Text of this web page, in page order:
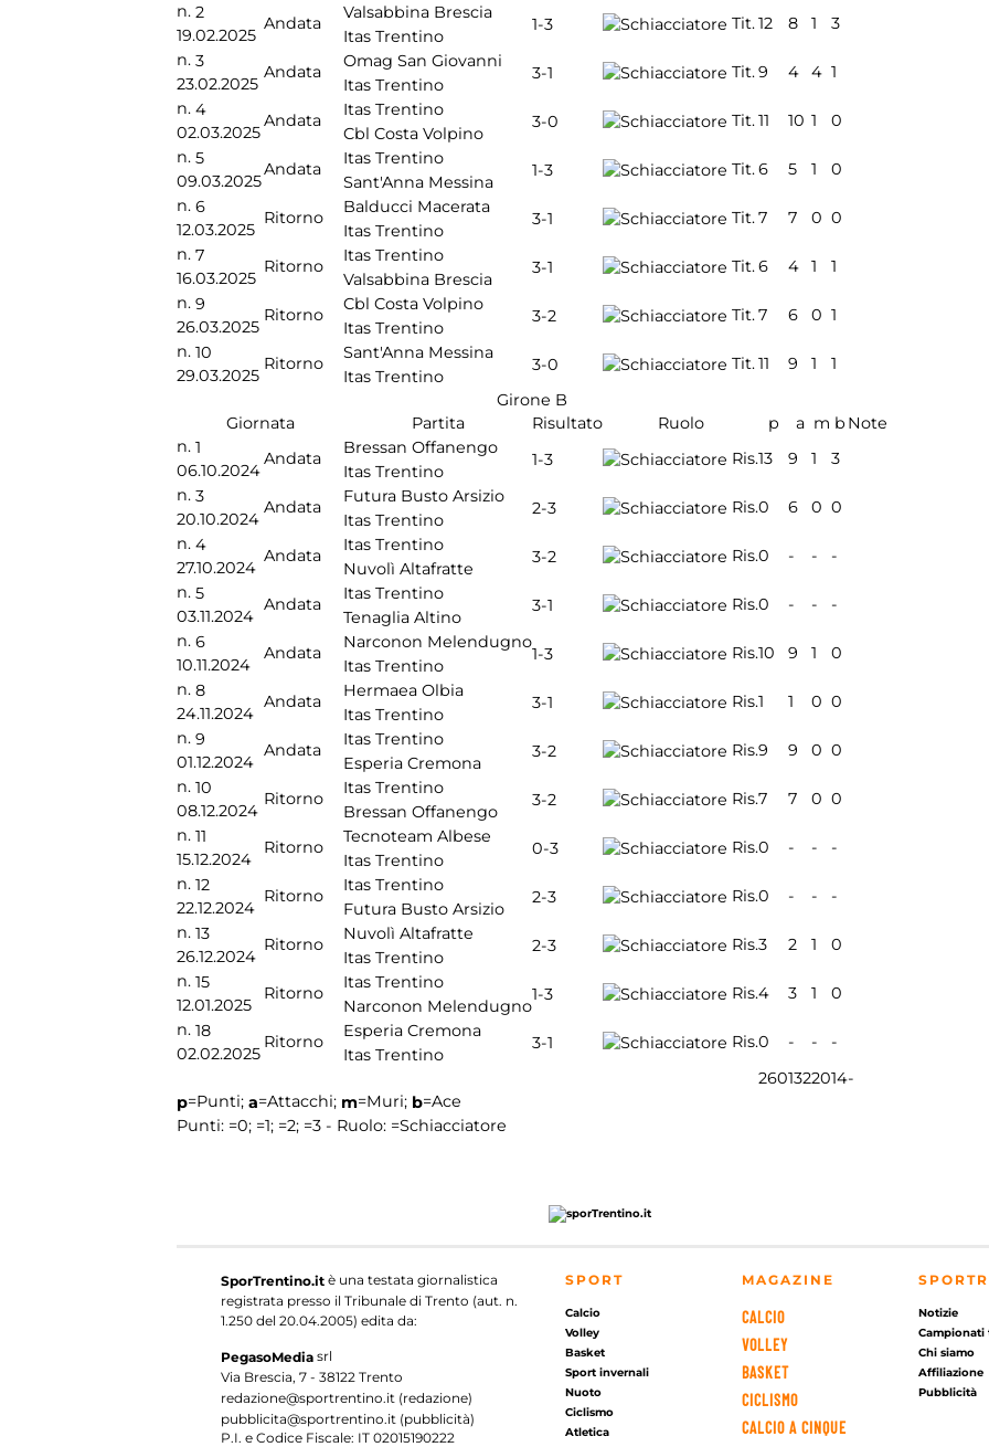
n. 2
19.02.2025
Andata
Valsabbina Brescia
Itas Trentino
1-3 Tit.12 8 1
3
n. 3
23.02.2025
Andata
Omag San Giovanni
Itas Trentino
3-1 Tit.9 4 4 1
n. 4
02.03.2025
Andata
Itas Trentino
Cbl Costa Volpino
3-0 Tit.11 10 1
0
n. 5
09.03.2025
Andata
Itas Trentino
Sant'Anna Messina
1-3 Tit.6 5 1
0
n. 6
12.03.2025
Ritorno
Balducci Macerata
Itas Trentino
3-1 Tit.7 7 0 0
n. 7
16.03.2025
Ritorno
Itas Trentino
Valsabbina Brescia
3-1 Tit.6 4 1
1
n. 9
26.03.2025
Ritorno
Cbl Costa Volpino
Itas Trentino
3-2 Tit.7 6 0 1
n. 10
29.03.2025
Ritorno
Sant'Anna Messina
Itas Trentino
3-0 Tit.11 9 1
1
Girone B
Giornata
Partita Risultato Ruolo p a m b Note
n. 1
06.10.2024
Andata
Bressan Offanengo
Itas Trentino
1-3 Ris.13 9 1
3
n. 3
20.10.2024
Andata
Futura Busto Arsizio
Itas Trentino
2-3 Ris.0 6 0 0
n. 4
27.10.2024
Andata
Itas Trentino
Nuvolì Altafratte
3-2 Ris.0 - -
-
n. 5
03.11.2024
Andata
Itas Trentino
Tenaglia Altino
3-1 Ris.0 - -
-
n. 6
10.11.2024
Andata
Narconon Melendugno
Itas Trentino
1-3 Ris.10 9 1
0
n. 8
24.11.2024
Andata
Hermaea Olbia
Itas Trentino
3-1 Ris.1 1 0 0
n. 9
01.12.2024
Andata
Itas Trentino
Esperia Cremona
3-2 Ris.9 9 0 0
n. 10
08.12.2024
Ritorno
Itas Trentino
Bressan Offanengo
3-2 Ris.7 7 0 0
n. 11
15.12.2024
Ritorno
Tecnoteam Albese
Itas Trentino
0-3 Ris.0 - -
-
n. 12
22.12.2024
Ritorno
Itas Trentino
Futura Busto Arsizio
2-3 Ris.0 - -
-
n. 13
26.12.2024
Ritorno
Nuvolì Altafratte
Itas Trentino
2-3 Ris.3 2 1
0
n. 15
12.01.2025
Ritorno
Itas Trentino
Narconon Melendugno
1-3 Ris.4 3 1
0
n. 18
02.02.2025
Ritorno
Esperia Cremona
Itas Trentino
3-1 Ris.0 - -
-
2601322014-
p=Punti; a=Attacchi; m=Muri; b=Ace
Punti: =0; =1; =2; =3 - Ruolo: =Schiacciatore
SporTrentino.it è una testata giornalistica
registrata presso il Tribunale di Trento (aut. n.
1.250 del 20.04.2005) edita da:
PegasoMedia srl
Via Brescia, 7 - 38122 Trento
redazione@sportrentino.it (redazione)
pubblicita@sportrentino.it (pubblicità)
P.I. e Codice Fiscale: IT 02015190222
SPORT
Calcio
Volley
Basket
Sport invernali
Nuoto
Ciclismo
Atletica
MAGAZINE
CALCIO
VOLLEY
BASKET
CICLISMO
CALCIO A CINQUE
Notizie
Campionati
Chi siamo
Affiliazione
Pubblicità